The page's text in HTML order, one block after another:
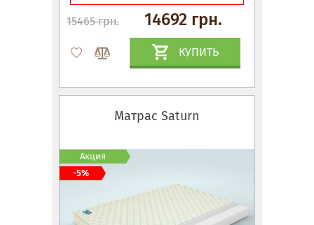
15465 грн. 14692 грн.
КУПИТЬ
Матрас Saturn
Акция
-5%